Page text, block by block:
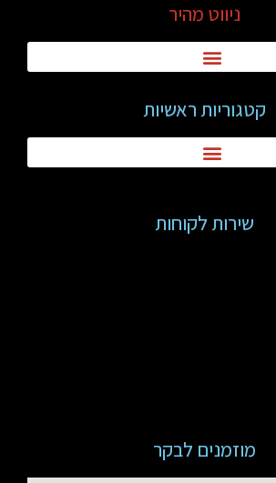
ניווט מהיר
קטגוריות ראשיות
שירות לקוחות
מוזמנים לבקר